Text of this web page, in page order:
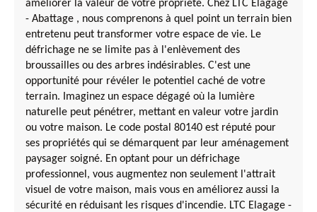
améliorer la valeur de votre propriété. Chez LTC Elagage
- Abattage , nous comprenons à quel point un terrain bien
entretenu peut transformer votre espace de vie. Le
défrichage ne se limite pas à l'enlèvement des
broussailles ou des arbres indésirables. C'est une
opportunité pour révéler le potentiel caché de votre
terrain. Imaginez un espace dégagé où la lumière
naturelle peut pénétrer, mettant en valeur votre jardin
ou votre maison. Le code postal 80140 est réputé pour
ses propriétés qui se démarquent par leur aménagement
paysager soigné. En optant pour un défrichage
professionnel, vous augmentez non seulement l'attrait
visuel de votre maison, mais vous en améliorez aussi la
sécurité en réduisant les risques d'incendie. LTC Elagage -